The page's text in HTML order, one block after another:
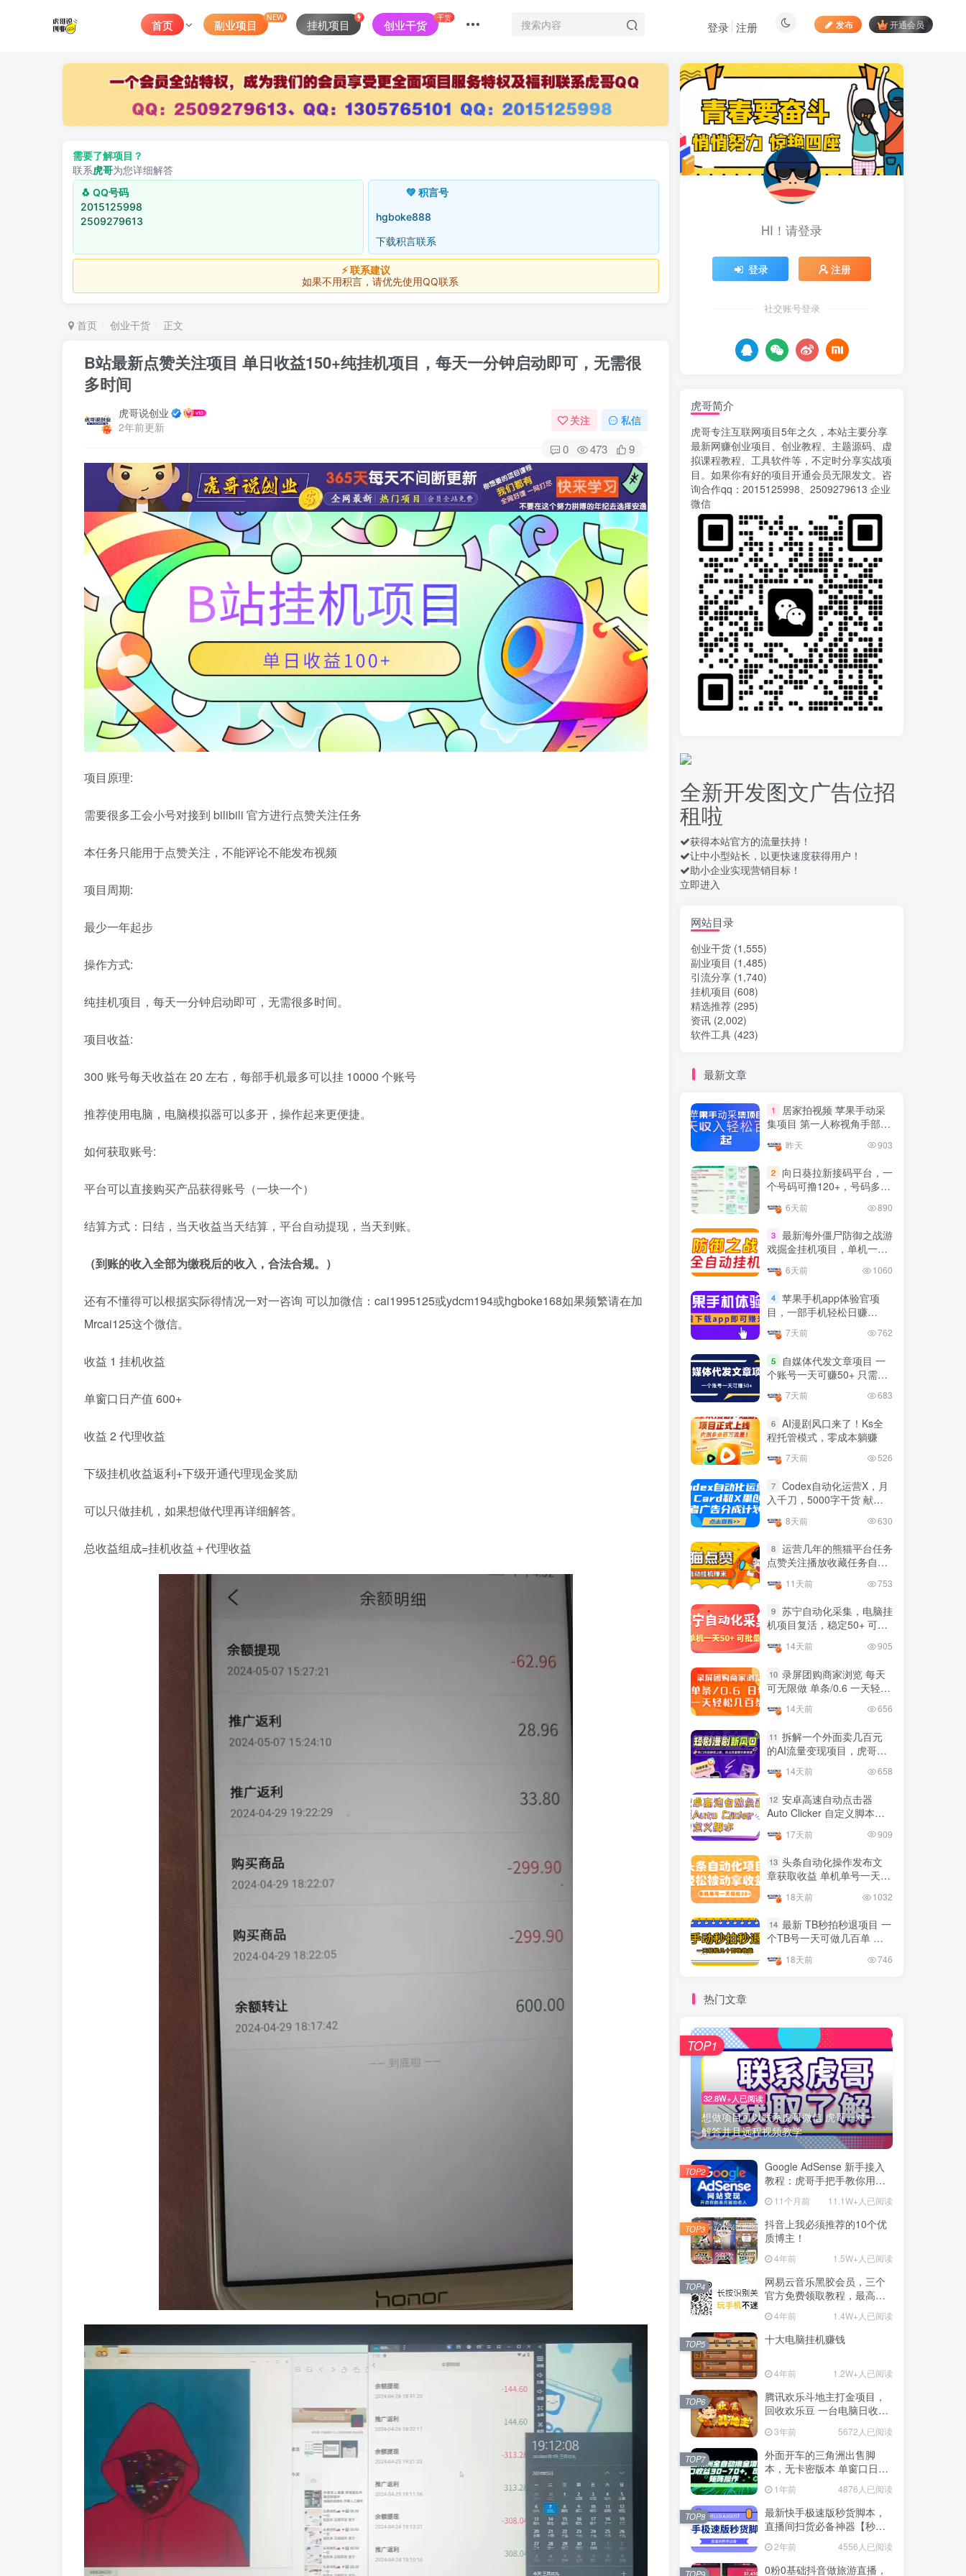
首页 副业项目
NEW
挂机项目 创业干货
干货
发布 开通会员
登录 注册
需要了解项目？
联系虎哥为您详细解答
🐧 QQ号码
2015125998
2509279613
💚 积言号
hgboke888
下载积言联系
⚡ 联系建议
如果不用积言，请优先使用QQ联系
首页 创业干货 正文
B站最新点赞关注项目 单日收益150+纯挂机项目，每天一分钟启动即可，无需很
多时间
虎哥说创业
2年前更新
关注 私信
0 473 9
项目原理:
需要很多工会小号对接到 bilibili 官方进行点赞关注任务
本任务只能用于点赞关注，不能评论不能发布视频
项目周期:
最少一年起步
操作方式:
纯挂机项目，每天一分钟启动即可，无需很多时间。
项目收益:
300 账号每天收益在 20 左右，每部手机最多可以挂 10000 个账号
推荐使用电脑，电脑模拟器可以多开，操作起来更便捷。
如何获取账号:
平台可以直接购买产品获得账号（一块一个）
结算方式：日结，当天收益当天结算，平台自动提现，当天到账。
（到账的收入全部为缴税后的收入，合法合规。）
还有不懂得可以根据实际得情况一对一咨询 可以加微信：cai1995125或ydcm194或hgboke168如果频繁请在加
Mrcai125这个微信。
收益 1 挂机收益
单窗口日产值 600+
收益 2 代理收益
下级挂机收益返利+下级开通代理现金奖励
可以只做挂机，如果想做代理再详细解答。
总收益组成=挂机收益＋代理收益
最新文章
1 居家拍视频 苹果手动采
集项目 第一人称视角手部操
作视频采集 一天收入轻松百
元起昨天 903
2 向日葵拉新接码平台，一
个号码可撸120+，号码多的
翻倍
6天前
最新海外僵尸防御之战游
150+
目，一部手机轻松日赚
载安装app即可获取高额收
益
5
自媒体代发文章项目 一
程托管模式，零成本躺赚
7天前 526
7
Codex自动化运营X，月
入千刀，5000字干货 献给
630
8
运营几年的熊猫平台任务
点赞关注播放收藏任务自动
化项目 单号5-10+收益 可批
量
11天前 753
9 苏宁自动化采集，电脑挂
机项目复活，稳定50+ 可批
量
14天前 905
10
录屏团购商家浏览 每天
可无限做 单条/0.6 一天轻松
几百条 每天日结 多做多得
14天前 656
12 安卓高速自动点击器
工具
13 头条自动化操作发布文
章获取收益 单机单号一天下
热门文章
想做项目可以联系虎哥微信 虎哥一对一
解答并且远程视频教学
TOP1
Google AdSense 新手接入
教程：虎哥手把手教你用网
站赚取美元收入
TOP2
质博主！
4年前 1.5W+人已阅读
网易云音乐黑胶会员，三个
官方免费领取教程，最高可
领1年
4年前 1.4W+人已阅读
十大电脑挂机赚钱
4年前 1.2W+人已阅读
TOP5
腾讯欢乐斗地主打金项目，
回收欢乐豆 一台电脑日收益
500+
3年前 5672人已阅读
TOP6
外面开车的三角洲出售脚
本，无卡密版本 单窗口日收
益30-70+ 可批量操作
1年前 4876人已阅读
TOP7
最新快手极速版秒货脚本，
直播间扫货必备神器【秒货
2年前 4556人已阅读
TOP8
0粉0基础抖音做旅游直播，
30天带货250万GMV，纯利
10万，及经验
TOP9
国内最多电脑挂机赚钱项目
TOP10
友情链接申请联系虎哥
HI！请登录
登录 注册
社交账号登录
虎哥简介
虎哥专注互联网项目5年之久，本站主要分享
最新网赚创业项目、创业教程、主题源码、虚
拟课程教程、工具软件等，不定时分享实战项
目。如果你有好的项目开通会员无限发文。咨
询合作qq：2015125998、2509279613 企业
微信
全新开发图文广告位招
租啦
获得本站官方的流量扶持！
让中小型站长，以更快速度获得用户！
助小企业实现营销目标！
立即进入
网站目录
创业干货 (1,555)
副业项目 (1,485)
引流分享 (1,740)
挂机项目 (608)
精选推荐 (295)
资讯 (2,002)
软件工具 (423)
最新文章
1
居家拍视频 苹果手动采
集项目 第一人称视角手部操
元起昨天 903
2
向日葵拉新接码平台，一
个号码可撸120+，号码多的
6天前 890
3 最新海外僵尸防御之战游
戏掘金挂机项目，单机一天
6天前 1060
4 苹果手机app体验官项
目，一部手机轻松日赚
载安装app即可获取高额收
益
7天前 762
5
自媒体代发文章项目 一
个账号一天可赚50+ 只需动
7天前 683
6 AI漫剧风口来了！Ks全
程托管模式，零成本躺赚
7天前 526
7 Codex自动化运营X，月
入千刀，5000字干货 献给
8天前 630
8 运营几年的熊猫平台任务
点赞关注播放收藏任务自动
量
11天前 753
9 苏宁自动化采集，电脑挂
机项目复活，稳定50+ 可批
14天前 905
10 录屏团购商家浏览 每天
可无限做 单条/0.6 一天轻松
14天前 656
11 拆解一个外面卖几百元
的AI流量变现项目，虎哥这
14天前 658
12 安卓高速自动点击器
Auto Clicker 自定义脚本、
工具17天前 909
13 头条自动化操作发布文
章获取收益 单机单号一天下
18天前 1032
14 最新 TB秒拍秒退项目 一
个TB号一天可做几百单 单
18天前 746
热门文章
32.8W+人已阅读
想做项目可以联系虎哥微信 虎哥一对一
解答并且远程视频教学
TOP1
Google AdSense 新手接入
教程：虎哥手把手教你用网
站赚取美元收入
11个月前 11.1W+人已阅读
TOP2
抖音上我必须推荐的10个优
质博主！
4年前 1.5W+人已阅读
TOP3
网易云音乐黑胶会员，三个
官方免费领取教程，最高可
领1年
4年前 1.4W+人已阅读
TOP4
十大电脑挂机赚钱
4年前 1.2W+人已阅读
TOP5
腾讯欢乐斗地主打金项目，
回收欢乐豆 一台电脑日收益
3年前 5672人已阅读
TOP6
外面开车的三角洲出售脚
本，无卡密版本 单窗口日收
1年前 4876人已阅读
TOP7
最新快手极速版秒货脚本，
直播间扫货必备神器【秒货
2年前 4556人已阅读
TOP8
0粉0基础抖音做旅游直播，